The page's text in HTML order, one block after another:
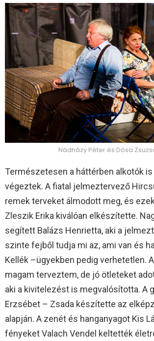
Nádházy Péter és Dósa
Természetesen a háttérben alkotók
végeztek. A fiatal jelmeztervező
remek terveket álmodott meg, és
Zleszik Erika kiválóan elkészítette.
segített Balázs Henrietta, aki a
szinte fejből tudja mi az, ami van és
Kellék –ügyekben pedig verhetetlen.
magam terveztem, de jó ötleteket
aki a kivitelezést is megvalósította. A
Erzsébet – Zsada készítette az
alapján. A zenét és hanganyagot Kis
fényeket Valach Vendel keltették